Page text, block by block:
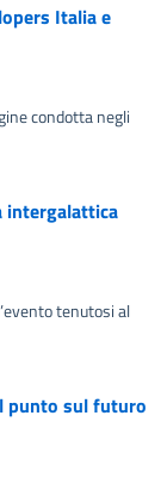
Italia e
condotta negli
intergalattica
tenutosi al
punto sul futuro